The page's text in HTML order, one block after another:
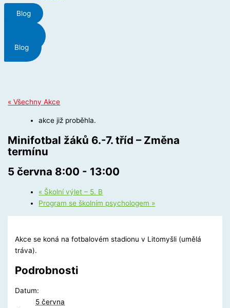
Blog
Blog
« Všechny Akce
akce již proběhla.
Minifotbal žáků 6.-7. tříd – Změna
termínu
5 června 8:00 - 13:00
« Školní výlet – 5. B
Program se školním psychologem »
Akce se koná na fotbalovém stadionu v Litomyšli (umělá
tráva).
Podrobnosti
Datum:
5 června